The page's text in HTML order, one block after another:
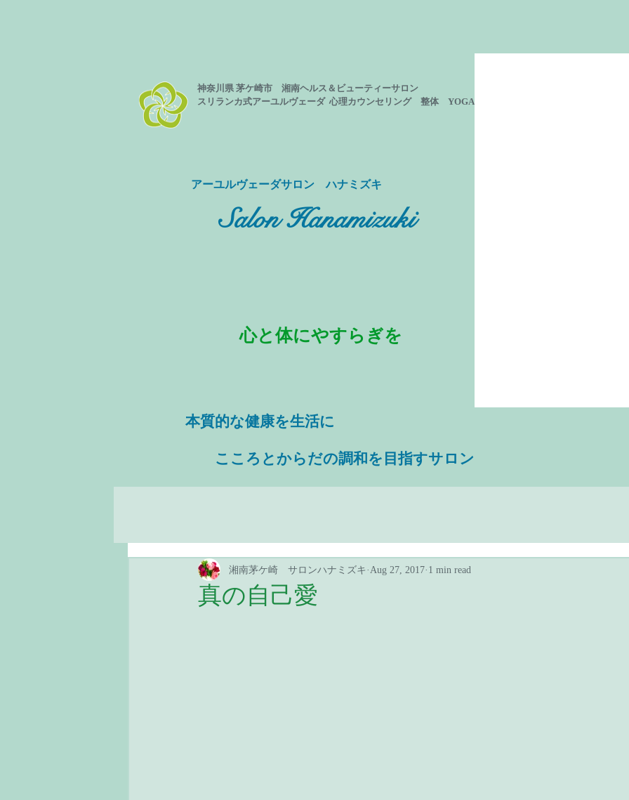
神奈川県 茅ケ崎市 湘南ヘルス＆ビューティーサロン
スリランカ式アーユルヴェーダ 心理カウンセリング 整体 YOGA
心と体にやすらぎを
​アーユルヴェーダサロン ハナミズキ
Salon Hanamizuki
本質的な健康を生活に
​ こころとからだの調和を目指すサロン
真の自己愛
湘南茅ケ崎 サロンハナミズキ Aug 27, 2017 1 min read